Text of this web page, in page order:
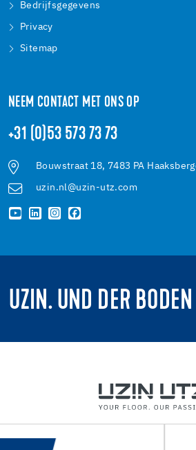
Bedrijfsgegevens
Privacy
Sitemap
NEEM CONTACT MET ONS OP
+31 (0)53 573 73 73
Bouwstraat 18, 7483 PA
uzin.nl@uzin-utz.com
UZIN. UND DER